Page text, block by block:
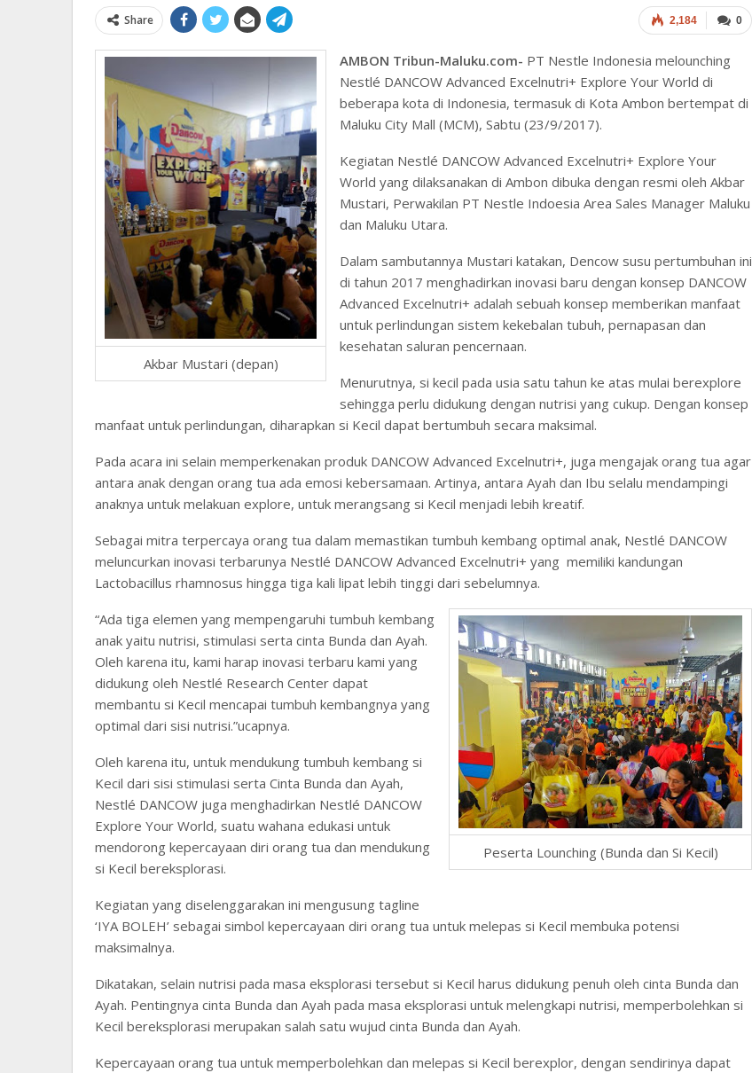
0
2,184
Share
Akbar Mustari (depan)
AMBON Tribun-Maluku.com- PT Nestle Indonesia melounching
Nestlé DANCOW Advanced Excelnutri+ Explore Your World di
beberapa kota di Indonesia, termasuk di Kota Ambon bertempat di
Maluku City Mall (MCM), Sabtu (23/9/2017).
Kegiatan Nestlé DANCOW Advanced Excelnutri+ Explore Your
World yang dilaksanakan di Ambon dibuka dengan resmi oleh Akbar
Mustari, Perwakilan PT Nestle Indoesia Area Sales Manager Maluku
dan Maluku Utara.
Dalam sambutannya Mustari katakan, Dencow susu pertumbuhan ini
di tahun 2017 menghadirkan inovasi baru dengan konsep DANCOW
Advanced Excelnutri+ adalah sebuah konsep memberikan manfaat
untuk perlindungan sistem kekebalan tubuh, pernapasan dan
kesehatan saluran pencernaan.
Menurutnya, si kecil pada usia satu tahun ke atas mulai berexplore
sehingga perlu didukung dengan nutrisi yang cukup. Dengan konsep
manfaat untuk perlindungan, diharapkan si Kecil dapat bertumbuh secara maksimal.
Pada acara ini selain memperkenakan produk DANCOW Advanced Excelnutri+, juga mengajak orang tua agar
antara anak dengan orang tua ada emosi kebersamaan. Artinya, antara Ayah dan Ibu selalu mendampingi
anaknya untuk melakuan explore, untuk merangsang si Kecil menjadi lebih kreatif.
Sebagai mitra terpercaya orang tua dalam memastikan tumbuh kembang optimal anak, Nestlé DANCOW
meluncurkan inovasi terbarunya Nestlé DANCOW Advanced Excelnutri+ yang memiliki kandungan
Lactobacillus rhamnosus hingga tiga kali lipat lebih tinggi dari sebelumnya.
Peserta Lounching (Bunda dan Si Kecil)
“Ada tiga elemen yang mempengaruhi tumbuh kembang
anak yaitu nutrisi, stimulasi serta cinta Bunda dan Ayah.
Oleh karena itu, kami harap inovasi terbaru kami yang
didukung oleh Nestlé Research Center dapat
membantu si Kecil mencapai tumbuh kembangnya yang
optimal dari sisi nutrisi.”ucapnya.
Oleh karena itu, untuk mendukung tumbuh kembang si
Kecil dari sisi stimulasi serta Cinta Bunda dan Ayah,
Nestlé DANCOW juga menghadirkan Nestlé DANCOW
Explore Your World, suatu wahana edukasi untuk
mendorong kepercayaan diri orang tua dan mendukung
si Kecil bereksplorasi.
Kegiatan yang diselenggarakan ini mengusung tagline
‘IYA BOLEH’ sebagai simbol kepercayaan diri orang tua untuk melepas si Kecil membuka potensi
maksimalnya.
Dikatakan, selain nutrisi pada masa eksplorasi tersebut si Kecil harus didukung penuh oleh cinta Bunda dan
Ayah. Pentingnya cinta Bunda dan Ayah pada masa eksplorasi untuk melengkapi nutrisi, memperbolehkan si
Kecil bereksplorasi merupakan salah satu wujud cinta Bunda dan Ayah.
Kepercayaan orang tua untuk memperbolehkan dan melepas si Kecil berexplor, dengan sendirinya dapat